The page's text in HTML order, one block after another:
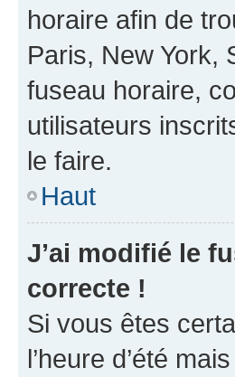
horaire afin de
Paris, New York,
fuseau horaire,
utilisateurs
le faire.
Haut
J’ai modifié le
correcte !
Si vous êtes
l’heure d’été